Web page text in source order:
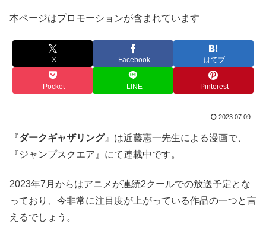
本ページはプロモーションが含まれています
X Facebook はてブ
Pocket LINE Pinterest
2023.07.09
『ダークギャザリング』は近藤憲一先生による漫画で、
『ジャンプスクエア』にて連載中です。
2023年7月からはアニメが連続2クールでの放送予定とな
っており、今非常に注目度が上がっている作品の一つと言
えるでしょう。